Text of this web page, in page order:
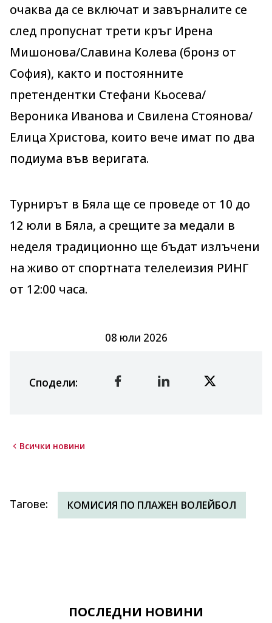
очаква да се включат и завърналите се
след пропуснат трети кръг Ирена
Мишонова/Славина Колева (бронз от
София), както и постоянните
претендентки Стефани Кьосева/
Вероника Иванова и Свилена Стоянова/
Елица Христова, които вече имат по два
подиума във веригата.
Турнирът в Бяла ще се проведе от 10 до
12 юли в Бяла, а срещите за медали в
неделя традиционно ще бъдат излъчени
на живо от спортната телелеизия РИНГ
от 12:00 часа.
08 юли 2026
Сподели:
Всички новини
Тагове: КОМИСИЯ ПО ПЛАЖЕН ВОЛЕЙБОЛ
ПОСЛЕДНИ НОВИНИ